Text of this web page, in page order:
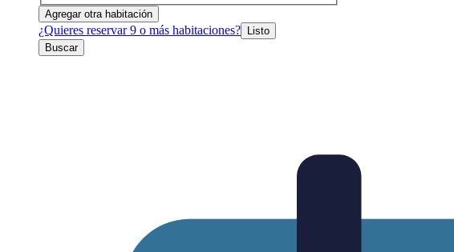
Agregar otra habitación
¿Quieres reservar 9 o más habitaciones?
Listo
Buscar